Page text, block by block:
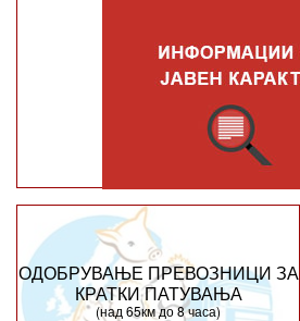
ОДОБРУВАЊЕ ПРЕВОЗНИЦИ ЗА
КРАТКИ ПАТУВАЊА
(над 65км до 8 часа)